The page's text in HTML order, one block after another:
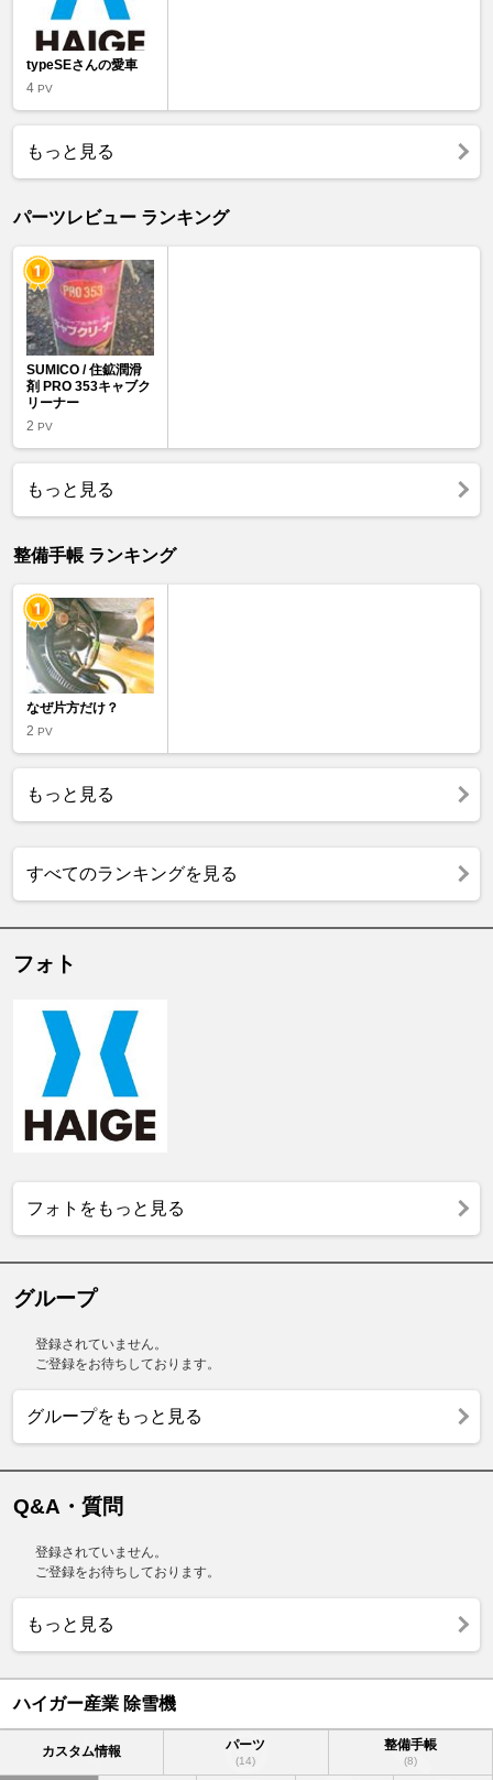
typeSEさんの愛車
4 PV
もっと見る
パーツレビュー ランキング
SUMICO / 住鉱潤滑
剤 PRO 353キャブク
リーナー
2 PV
もっと見る
整備手帳 ランキング
なぜ片方だけ？
2 PV
もっと見る
すべてのランキングを見る
フォト
フォトをもっと見る
グループ
登録されていません。
ご登録をお待ちしております。
グループをもっと見る
Q&A・質問
登録されていません。
ご登録をお待ちしております。
もっと見る
ハイガー産業 除雪機
カスタム情報 パーツ
(14)
整備手帳
(8)